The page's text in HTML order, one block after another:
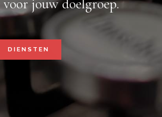
voor jouw doelgroep.
DIENSTEN